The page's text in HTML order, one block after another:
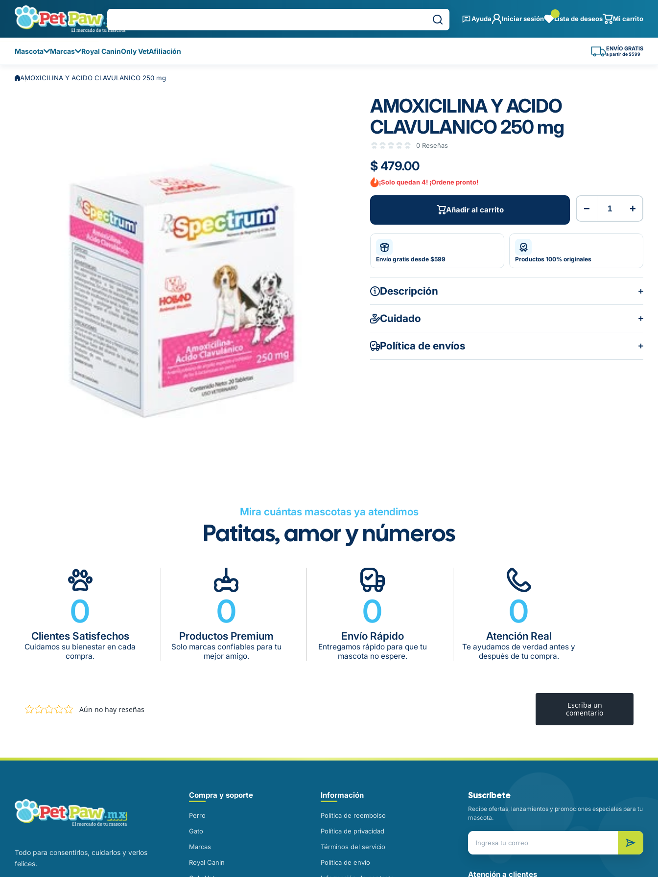
Saltar al contenido
Ayuda Iniciar sesión Lista de deseos Mi carrito
Mascota Marcas Royal CaninOnly VetAfiliación ENVÍO GRATIS
a partir de $599
AMOXICILINA Y ACIDO CLAVULANICO 250 mg
AMOXICILINA Y ACIDO
CLAVULANICO 250 mg
0 Reseñas
$ 479.00
¡Solo quedan 4! ¡Ordene pronto!
Añadir al carrito − +
Envío gratis desde $599 Productos 100% originales
Descripción
Cuidado
Política de envíos
De 11 kg a 20 kg:
Mira cuántas mascotas ya atendimos
Patitas, amor y números
0
Clientes Satisfechos
Cuidamos su bienestar en cada
compra.
0
Productos Premium
Solo marcas confiables para tu
mejor amigo.
0
Envío Rápido
Entregamos rápido para que tu
mascota no espere.
0
Atención Real
Te ayudamos de verdad antes y
después de tu compra.
Todo para consentirlos, cuidarlos y verlos
felices.
Compra y soporte
Perro
Gato
Marcas
Royal Canin
Información
Política de reembolso
Política de privacidad
Términos del servicio
Política de envío
Suscríbete
Recibe ofertas, lanzamientos y promociones especiales para tu
mascota.
Atención a clientes